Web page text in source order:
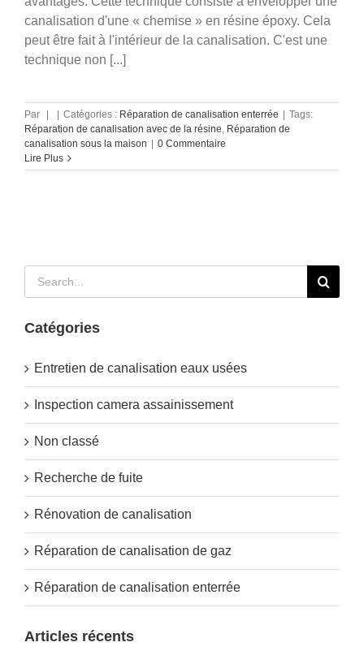
canalisation d'une « chemise » en résine époxy. Cela
peut être fait à l'intérieur de la canalisation. C'est une
technique non [...]
Par | | Catégories : Réparation de canalisation enterrée | Tags:
Réparation de canalisation avec de la résine Réparation de
canalisation sous la maison | 0 Commentaire
Lire Plus
Catégories
Entretien de canalisation eaux usées
Inspection camera assainissement
Non classé
Recherche de fuite
Rénovation de canalisation
Réparation de canalisation de gaz
Réparation de canalisation enterrée
Articles récents